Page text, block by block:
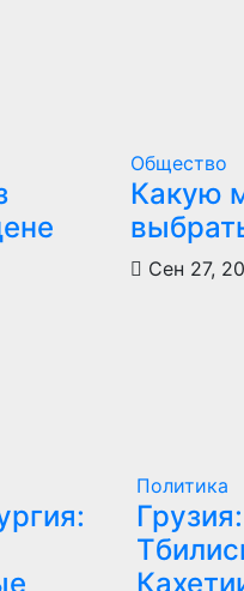
Общество
Какую
Сен 27,
Политика